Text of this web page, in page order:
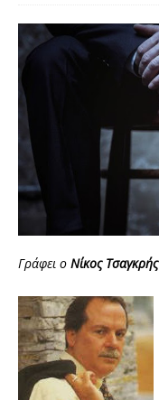
Γράφει ο Νίκος Τσαγκρής